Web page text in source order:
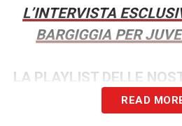
L’INTERVISTA
BARGIGGIA PER
LA PLAYLIST DELLE
READ